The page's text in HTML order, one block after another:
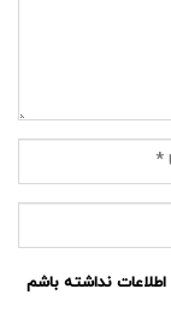
نداشته باشم